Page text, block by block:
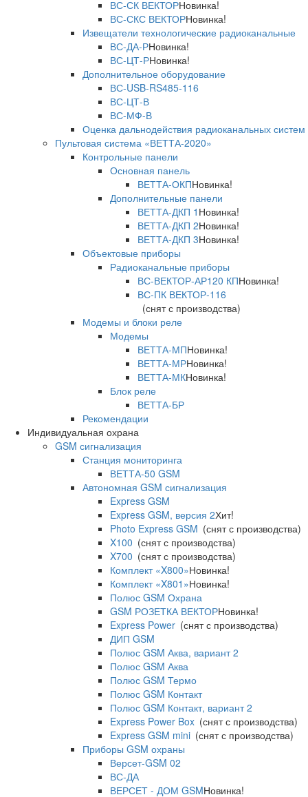
ВС-СК ВЕКТОРНовинка!
ВС-СКС ВЕКТОРНовинка!
Извещатели технологические радиоканальные
ВС-ДА-РНовинка!
ВС-ЦТ-РНовинка!
Дополнительное оборудование
ВС-USB-RS485-116
ВС-ЦТ-В
ВС-МФ-В
Оценка дальнодействия радиоканальных систем
Пультовая система «ВЕТТА-2020»
Контрольные панели
Основная панель
ВЕТТА-ОКПНовинка!
Дополнительные панели
ВЕТТА-ДКП 1 Новинка!
ВЕТТА-ДКП 2Новинка!
ВЕТТА-ДКП 3Новинка!
Объектовые приборы
Радиоканальные приборы
ВС-ВЕКТОР-АР120 КПНовинка!
ВС-ПК ВЕКТОР-116
(снят с производства)
Модемы и блоки реле
Модемы
ВЕТТА-МПНовинка!
ВЕТТА-МРНовинка!
ВЕТТА-МКНовинка!
Блок реле
ВЕТТА-БР
Рекомендации
Индивидуальная охрана
GSM сигнализация
Станция мониторинга
ВЕТТА-50 GSM
Автономная GSM сигнализация
Express GSM
Express GSM, версия 2Хит!
Photo Express GSM (снят с производства)
X100 (снят с производства)
X700 (снят с производства)
Комплект «X800»Новинка!
Комплект «X801»Новинка!
Полюс GSM Охрана
GSM РОЗЕТКА ВЕКТОРНовинка!
Express Power (снят с производства)
ДИП GSM
Полюс GSM Аква, вариант 2
Полюс GSM Аква
Полюс GSM Термо
Полюс GSM Контакт
Полюс GSM Контакт, вариант 2
Express Power Box (снят с производства)
Express GSM mini (снят с производства)
Приборы GSM охраны
Версет-GSM 02
ВС-ДА
ВЕРСЕТ - ДОМ GSMНовинка!